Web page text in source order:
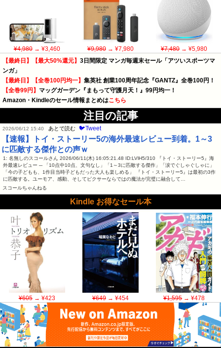
¥4,980→ ¥3,460 ¥9,980→ ¥7,980 ¥7,480→ ¥5,980
【最終日】【最大50%還元】 3日間限定 マンガ毎週末セール「アツいスポーツマ
ンガ」
【最終日】【全巻100円均一】 集英社 創業100周年記念『GANTZ』全巻100円！
【全巻99円】 マッグガーデン『まもって守護月天！』99円均一！
Amazon・Kindleのセール情報まとめはこちら
注目の記事
2026/06/12 15:40 あとで読む 🐦Tweet
【速報】トイ・ストーリー5の海外最速レビュー到着。1～3
に匹敵する傑作との声ｗ
1: 名無しのスコールさん 2026/06/11(木) 16:05:21.48 ID:LVlH5/310 『トイ・ストーリー5』海
外最速レビュー ─ 「10点中10点、文句なし」「1～3に匹敵する傑作」「涙でぐしゃぐしゃに」
「今の子どもも、1作目当時子どもだった大人も楽しめる」 『トイ・ストーリー5』は最初の3作
に匹敵する。ユーモア、感動、そしてピクサーならではの魔法が完璧に融合して…
スコールちゃんねる
Kindle お得なセール本
¥605→ ¥423 ¥649→ ¥454 ¥1,595→ ¥478